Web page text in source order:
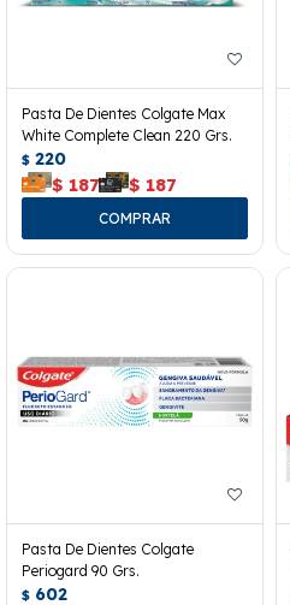
Pasta De Dientes Colgate Max
White Complete Clean 220 Grs.
$ 220
$ 187 $ 187
Pasta De Dientes Colgate
Periogard 90 Grs.
$ 602